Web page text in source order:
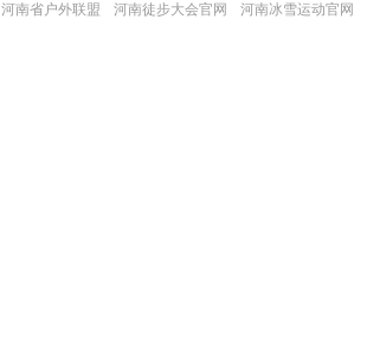
河南省户外联盟 河南徒步大会官网 河南冰雪运动官网